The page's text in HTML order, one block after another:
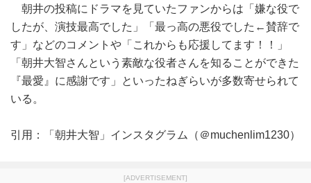
朝井の投稿にドラマを見ていたファンからは「嫌な役で
したが、演技最高でした」「最っ高の悪役でした←賛辞で
す」などのコメントや「これからも応援してます！！」
「朝井大智さんという素敵な役者さんを知ることができた
『最愛』に感謝です」といったねぎらいが多数寄せられて
いる。
引用：「朝井大智」インスタグラム（＠muchenlim1230）
[ADVERTISEMENT]